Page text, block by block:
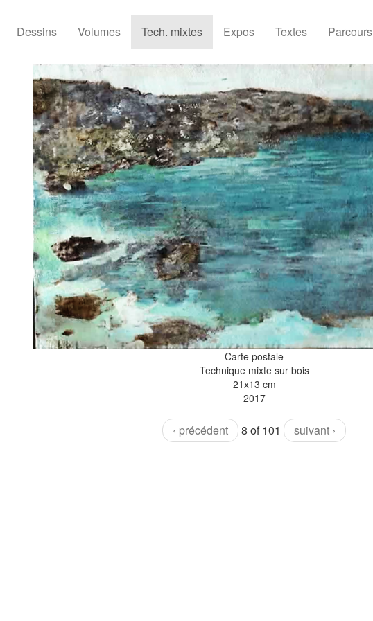
Dessins Volumes Tech. mixtes Expos Textes Parcours
Carte postale
Technique mixte sur bois
21x13 cm
2017
‹ précédent 8 of 101 suivant ›